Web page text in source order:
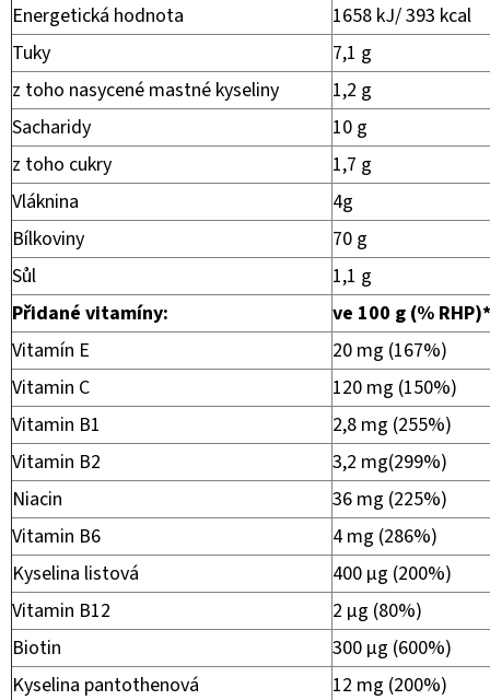
Energetická hodnota
1658 kJ/ 393 kcal
Tuky
7,1 g
z toho nasycené mastné kyseliny
1,2 g
Sacharidy
10 g
z toho cukry
1,7 g
Vláknina
4g
Bílkoviny
70 g
Sůl
1,1 g
Přidané vitamíny:
ve 100 g (%
Vitamín E
20 mg (167%)
Vitamin C
120 mg (150%)
Vitamin B1
2,8 mg (255%)
Vitamin B2
3,2 mg(299%)
Niacin
36 mg (225%)
Vitamin B6
4 mg (286%)
Kyselina listová
400 μg (200%)
Vitamin B12
2 μg (80%)
Biotin
300 μg (600%)
Kyselina pantothenová
12 mg (200%)